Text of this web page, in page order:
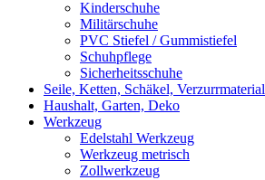
Kinderschuhe
Militärschuhe
PVC Stiefel / Gummistiefel
Schuhpflege
Sicherheitsschuhe
Seile, Ketten, Schäkel, Verzurrmaterial
Haushalt, Garten, Deko
Werkzeug
Edelstahl Werkzeug
Werkzeug metrisch
Zollwerkzeug